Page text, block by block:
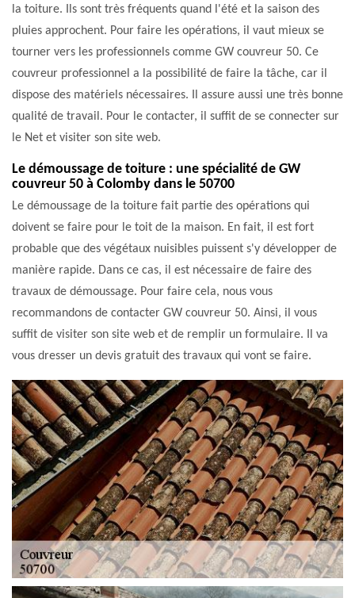
la toiture. Ils sont très fréquents quand l'été et la saison des
pluies approchent. Pour faire les opérations, il vaut mieux se
tourner vers les professionnels comme GW couvreur 50. Ce
couvreur professionnel a la possibilité de faire la tâche, car il
dispose des matériels nécessaires. Il assure aussi une très bonne
qualité de travail. Pour le contacter, il suffit de se connecter sur
le Net et visiter son site web.
Le démoussage de toiture : une spécialité de GW
couvreur 50 à Colomby dans le 50700
Le démoussage de la toiture fait partie des opérations qui
doivent se faire pour le toit de la maison. En fait, il est fort
probable que des végétaux nuisibles puissent s'y développer de
manière rapide. Dans ce cas, il est nécessaire de faire des
travaux de démoussage. Pour faire cela, nous vous
recommandons de contacter GW couvreur 50. Ainsi, il vous
suffit de visiter son site web et de remplir un formulaire. Il va
vous dresser un devis gratuit des travaux qui vont se faire.